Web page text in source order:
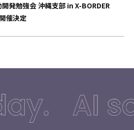
発勉強会 沖縄支部 in X-BORDER
催決定